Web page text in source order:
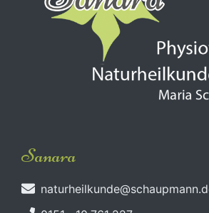
Sanara